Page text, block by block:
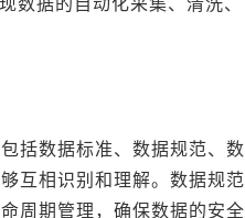
括数据标准、数据规范、数
互相识别和理解。数据规范
周期管理，确保数据的安全